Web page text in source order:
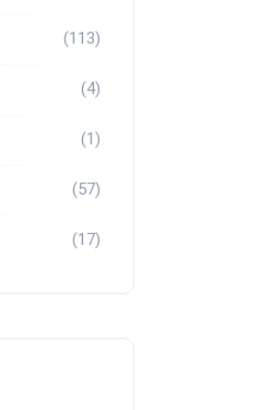
(113)
(4)
(1)
(57)
(17)